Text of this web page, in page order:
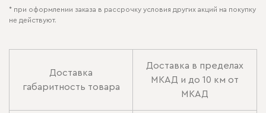
* при оформлении заказа в рассрочку условия других акций на покупку
не действуют.
Доставка
габаритность товара
Доставка в пределах
МКАД и до 10 км от
МКАД